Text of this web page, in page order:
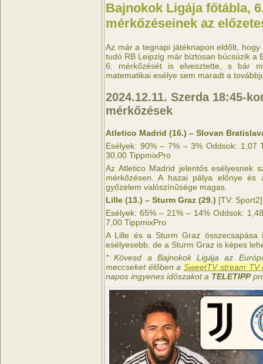
Bajnokok Ligája főtábla,
mérkőzéseinek az
Az már a tegnapi játéknapon eldőlt,
tudó RB Leipzig már biztosan búcsúzik a
6. mérkőzését is elvesztette, s bár
matematikai esélye sem maradt a
2024.12.11. Szerda 18:45-
mérkőzések
Atletico Madrid (16.) – Slovan
Esélyek: 90% – 7% – 3% Oddsok: 1,07
30,00 TippmixPro
Az Atletico Madrid jelentős esélyesnek
mérkőzésen. A hazai pálya előnye
győzelem valószínűsége magas.
Lille (13.) – Sturm Graz (29.) [TV: Sport2]
Esélyek: 65% – 21% – 14% Oddsok:
7,00 TippmixPro
A Lille és a Sturm Graz összecsapása
esélyesebb, de a Sturm Graz is képes
* Kövesd a Bajnokok Ligája az
meccseket élőben aSweetTV stream TV
napos ingyenes időszakot a TELETIPP